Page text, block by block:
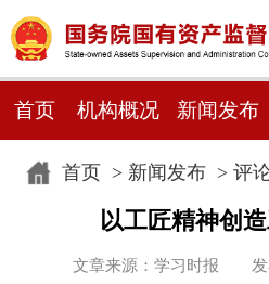
首页 机构概况 新闻发布
首页> 新闻发布> 评
以工匠精神创
文章来源：学习时报 发